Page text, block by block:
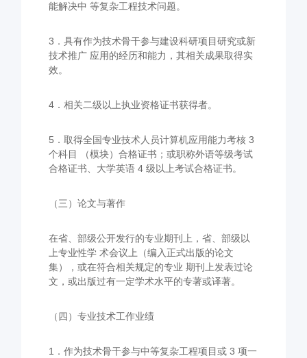
能解决中 等复杂工程技术问题。
3．具有作为技术骨干参与建设科研项目研究或新
技术推广 应用的经历和能力，其相关成果取得实
效。
4．相关二级以上执业资格证书获得者。
5．取得全国专业技术人员计算机应用能力考核 3
个科目 （模块）合格证书；或职称外语等级考试
合格证书、大学英语 4 级以上考试合格证书。
（三）论文与著作
在省、部级公开发行的专业期刊上，省、部级以
上专业性学 术会议上（编入正式出版的论文
集），或在符合相关规定的专业 期刊上发表过论
文，或出版过有一定学术水平的专著或译著。
（四）专业技术工作业绩
1．作为技术骨干参与中等复杂工程项目或 3 项一